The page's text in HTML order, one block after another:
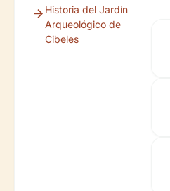
Historia del Jardín
Arqueológico de
Cibeles